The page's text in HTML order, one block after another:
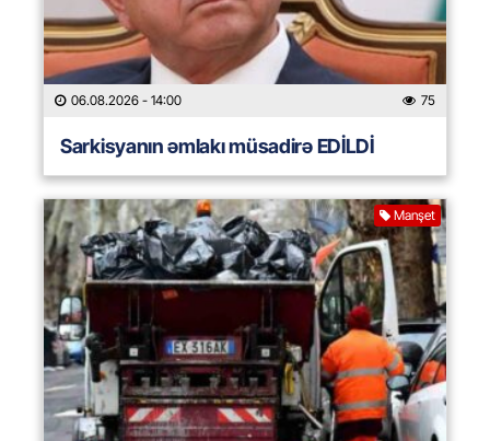
06.08.2026 - 14:00 75
Sarkisyanın əmlakı müsadirə EDİLDİ
Manşet